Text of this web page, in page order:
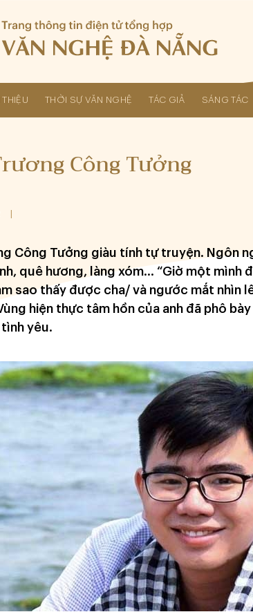
THỜI SỰ VĂN NGHỆ TÁC GIẢ SÁNG TÁC
Công Tưởng
Công Tưởng giàu tính tự truyện. Ngôn
quê hương, làng xóm… “Giờ một mình
sao thấy được cha/ và ngước mắt nhìn
hiện thực tâm hồn của anh đã phô
yêu.